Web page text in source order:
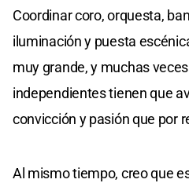
Coordinar coro, orquesta,
iluminación y puesta
muy grande, y muchas
independientes tienen que
convicción y pasión que por
Al mismo tiempo, creo que